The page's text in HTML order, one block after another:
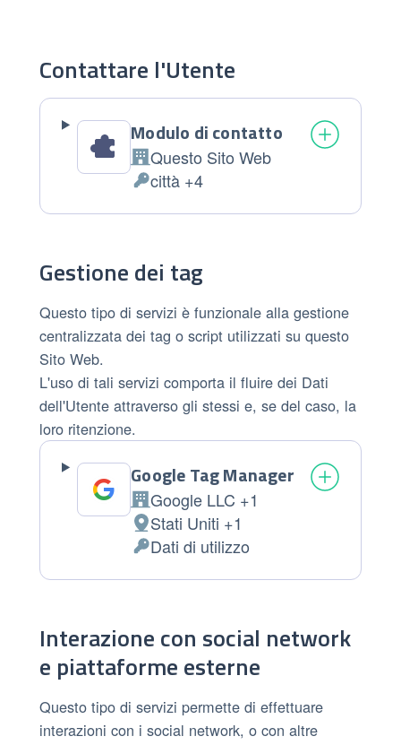
Contattare l'Utente
Modulo di contatto
Azienda:
Questo Sito Web
Dati Personali trattati:
città +4
Gestione dei tag
Questo tipo di servizi è funzionale alla gestione
centralizzata dei tag o script utilizzati su questo
Sito Web.
L'uso di tali servizi comporta il fluire dei Dati
dell'Utente attraverso gli stessi e, se del caso, la
loro ritenzione.
Google Tag Manager
Azienda:
Google LLC +1
Luogo del trattamento:
Stati Uniti +1
Dati Personali trattati:
Dati di utilizzo
Interazione con social network
e piattaforme esterne
Questo tipo di servizi permette di effettuare
interazioni con i social network, o con altre